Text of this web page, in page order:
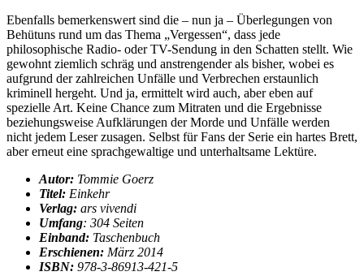
Ebenfalls bemerkenswert sind die – nun ja – Überlegungen von
Behütuns rund um das Thema „Vergessen“, dass jede
philosophische Radio- oder TV-Sendung in den Schatten stellt. Wie
gewohnt ziemlich schräg und anstrengender als bisher, wobei es
aufgrund der zahlreichen Unfälle und Verbrechen erstaunlich
kriminell hergeht. Und ja, ermittelt wird auch, aber eben auf
spezielle Art. Keine Chance zum Mitraten und die Ergebnisse
beziehungsweise Aufklärungen der Morde und Unfälle werden
nicht jedem Leser zusagen. Selbst für Fans der Serie ein hartes Brett,
aber erneut eine sprachgewaltige und unterhaltsame Lektüre.
Autor: Tommie Goerz
Titel: Einkehr
Verlag: ars vivendi
Umfang: 304 Seiten
Einband: Taschenbuch
Erschienen: März 2014
ISBN: 978-3-86913-421-5